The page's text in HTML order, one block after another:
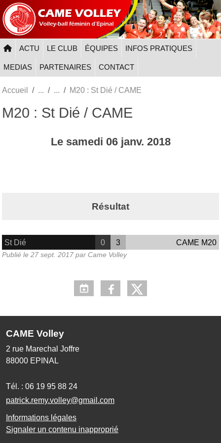
ACTU LE CLUB ÉQUIPES INFOS PRATIQUES
MEDIAS PARTENAIRES CONTACT
Accueil M20 : St Dié / CAME
M20 : St Dié / CAME
Le samedi 06 janv. 2018
Résultat
St Dié 0 3 CAME M20
Publié le 27 sept. 2017 par Came Volley
CAME Volley
2 rue Marechal Joffre
88000 EPINAL
Tél. : 06 19 95 88 24
patrick.remy.volley@gmail.com
Informations légales
Signaler un contenu inapproprié
Panneau de gestion des cookies